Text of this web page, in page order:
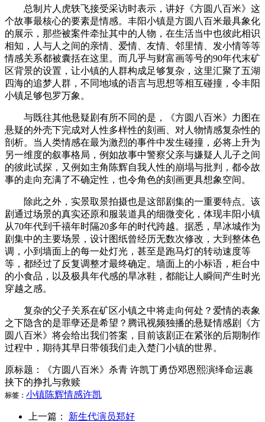
总制片人虎轶飞接受采访时表示，讲好《方圆八百米》这
个故事最核心的要素是情感。丰阳小镇是方圆八百米最具象化
的展示，那些被案件牵扯其中的人物，在生活当中也彼此相识
相知，人与人之间的亲情、爱情、友情、邻里情、发小情等等
情感关系都被囊括在这里。而几乎与财富画等号的90年代末矿
区背景的设置，让小镇的人群构成足够复杂，这里汇聚了五湖
四海的追梦人群，不同地域的语言与思想等相互碰撞，令丰阳
小镇足够包罗万象。
与既往其他悬疑剧有所不同的是，《方圆八百米》力图在
悬疑的外壳下完成对人性多样性的刻画、对人物情感复杂性的
剖析。当人类情感在最为激烈的事件中发生碰撞，必将上升为
另一维度的叙事格局，例如故事中警察父亲与嫌疑人儿子之间
的彼此试探，又例如主角陈辉自我人性的崩塌与批判，都令故
事的走向充满了不确定性，也令角色的刻画更具想象空间。
除此之外，实景取景拍摄也是这部剧集的一重要特点。该
剧通过场景的真实还原和服装道具的细微变化，体现丰阳小镇
从70年代到千禧年时隔20多年的时代跨越。据悉，旱冰城作为
剧集中的主要场景，设计图纸曾经历无数次修改，大到整体色
调，小到墙面上的每一处灯光，甚至是跑马灯的转动速度等
等，都经过了反复调整才最终确定。墙面上的小标语，柜台中
的小食品，以及极具年代感的旱冰鞋，都能让人瞬间产生时光
穿越之感。
复杂的父子关系在矿区小镇之中将走向何处？爱情的表象
之下隐含的是罪孽还是希望？腾讯视频独播的悬疑情感剧《方
圆八百米》将会给出我们答案，目前该剧正在紧张的后期制作
过程中，期待其早日带领我们走入楚门小镇的世界。
原标题：《方圆八百米》杀青 许凯丁勇岱邓恩熙演绎命运裹
挟下的挣扎与救赎
标签： 小镇陈辉情感许凯
上一篇： 新生代演员郑好